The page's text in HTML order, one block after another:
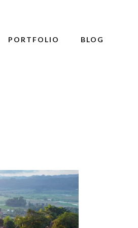
PORTFOLIO BLOG